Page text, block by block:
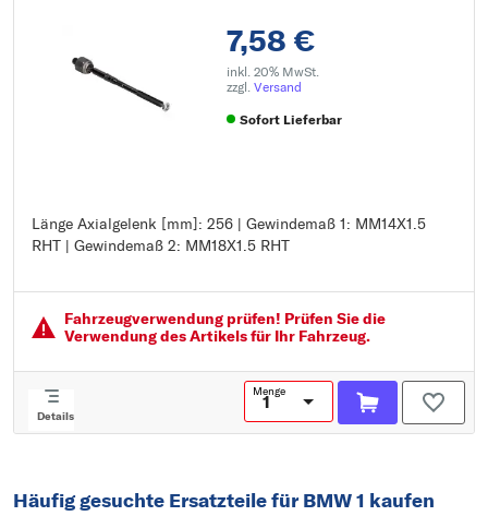
7,58 €
inkl. 20% MwSt.
zzgl. Versand
Sofort Lieferbar
Länge Axialgelenk [mm]: 256 | Gewindemaß 1: MM14X1.5
RHT | Gewindemaß 2: MM18X1.5 RHT
Länge Axialgelenk [mm]: 256
Gewindemaß 1: MM14X1.5 RHT
Fahrzeugver­wendung prüfen! Prüfen Sie die
Verwendung des Artikels für Ihr Fahrzeug.
Details
Menge
Häufig gesuchte Ersatzteile für BMW 1 kaufen